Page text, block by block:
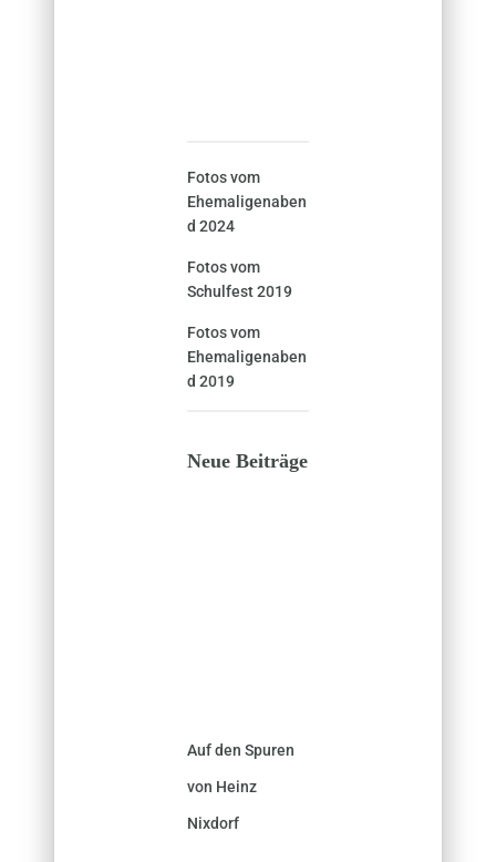
Fotos vom
Ehemaligenaben
d 2024
Fotos vom
Schulfest 2019
Fotos vom
Ehemaligenaben
d 2019
Neue Beiträge
Auf den Spuren
von Heinz
Nixdorf